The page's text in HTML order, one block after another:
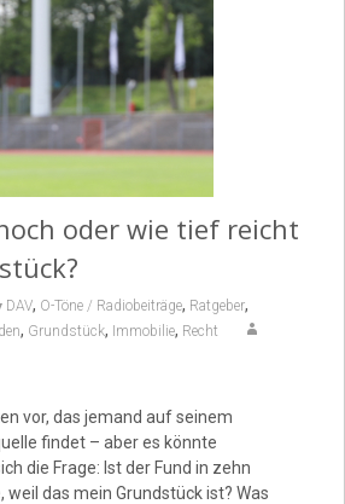
oder wie tief reicht
DAV, O-Töne / Radiobeiträge, Ratgeber,
, Grundstück, Immobilie, Recht
vor, das jemand auf seinem
findet – aber es könnte
die Frage: Ist der Fund in zehn
das mein Grundstück ist? Was